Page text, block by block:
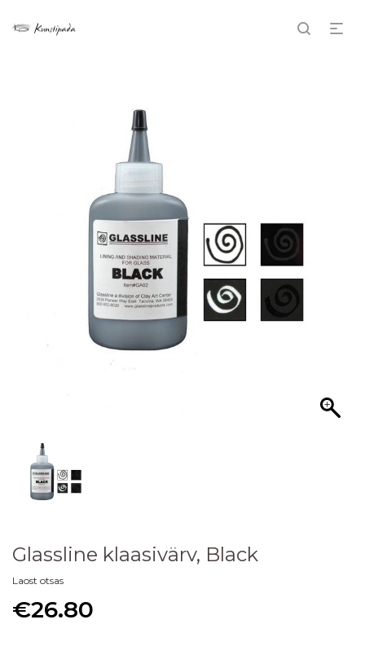
Glassline klaasivärv, Black
Laost otsas
€26.80